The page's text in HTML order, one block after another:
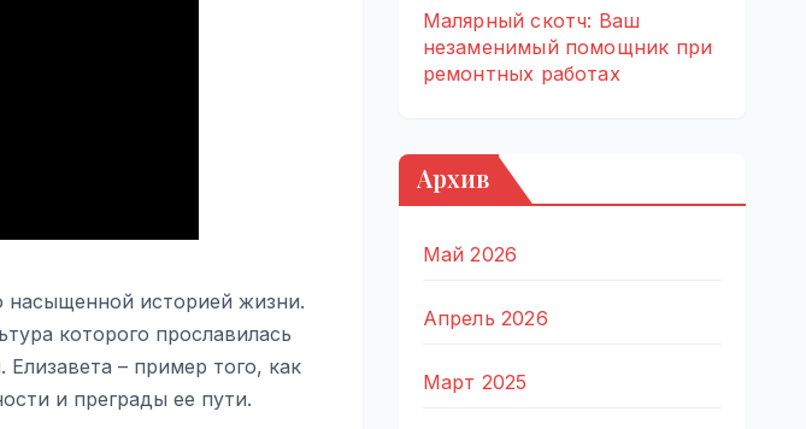
насыщенной историей жизни.
которого прославилась
– пример того, как
и преграды ее пути.
Малярный скотч: Ваш
незаменимый помощник при
ремонтных работах
Архив
Май 2026
Апрель 2026
Март 2025